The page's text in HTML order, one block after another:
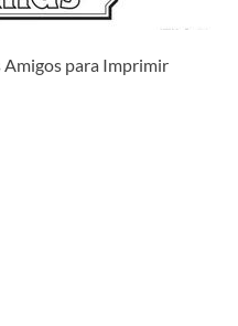
Amigos para Imprimir